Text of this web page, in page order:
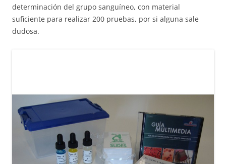
determinación del grupo sanguíneo, con material
suficiente para realizar 200 pruebas, por si alguna sale
dudosa.